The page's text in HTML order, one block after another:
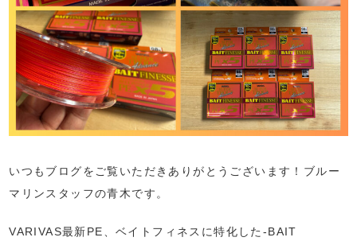
いつもブログをご覧いただきありがとうございます！ブルー
マリンスタッフの青木です。
VARIVAS最新PE、ベイトフィネスに特化した-BAIT